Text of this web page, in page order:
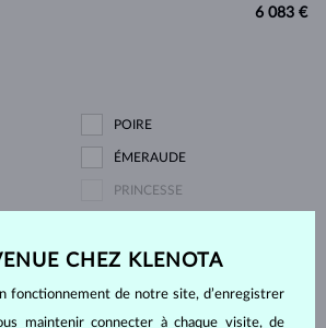
6 083 €
POIRE
ÉMERAUDE
PRINCESSE
ASSCHER
CHEZ KLENOTA
fonctionnement de notre site, d’enregistrer
maintenir connecter à chaque visite, de